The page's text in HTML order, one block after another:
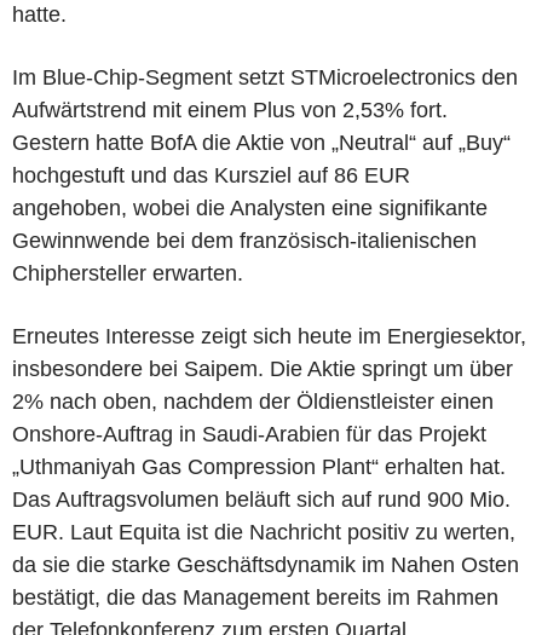
hatte.
Im Blue-Chip-Segment setzt STMicroelectronics den
Aufwärtstrend mit einem Plus von 2,53% fort.
Gestern hatte BofA die Aktie von „Neutral“ auf „Buy“
hochgestuft und das Kursziel auf 86 EUR
angehoben, wobei die Analysten eine signifikante
Gewinnwende bei dem französisch-italienischen
Chiphersteller erwarten.
Erneutes Interesse zeigt sich heute im Energiesektor,
insbesondere bei Saipem. Die Aktie springt um über
2% nach oben, nachdem der Öldienstleister einen
Onshore-Auftrag in Saudi-Arabien für das Projekt
„Uthmaniyah Gas Compression Plant“ erhalten hat.
Das Auftragsvolumen beläuft sich auf rund 900 Mio.
EUR. Laut Equita ist die Nachricht positiv zu werten,
da sie die starke Geschäftsdynamik im Nahen Osten
bestätigt, die das Management bereits im Rahmen
der Telefonkonferenz zum ersten Quartal